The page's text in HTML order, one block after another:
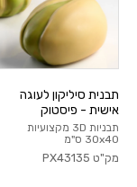
תבנית סיליקון לעוגה
אישית - פיסטוק
תבניות 3D מקצועיות
30x40 ס"מ
מק"ט PX43135